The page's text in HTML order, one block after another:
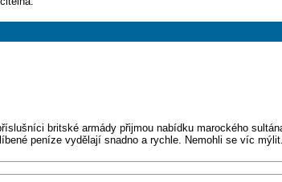
britské armády přijmou nabídku marockého
peníze vydělají snadno a rychle. Nemohli se víc mýlit.